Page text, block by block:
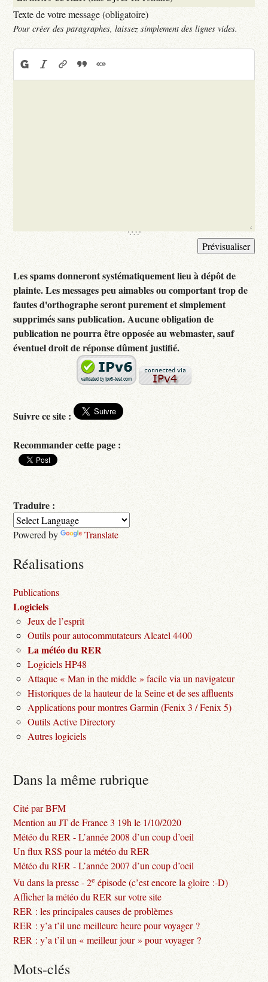
Texte de votre message (obligatoire)
Pour créer des paragraphes, laissez simplement des lignes vides.
Les spams donneront systématiquement lieu à dépôt de
plainte. Les messages peu aimables ou comportant trop de
fautes d'orthographe seront purement et simplement
supprimés sans publication. Aucune obligation de
publication ne pourra être opposée au webmaster, sauf
éventuel droit de réponse dûment justifié.
Suivre ce site :
Recommander cette page :
Traduire :
Powered by Translate
Réalisations
Publications
Logiciels
Jeux de l’esprit
Outils pour autocommutateurs Alcatel 4400
La météo du RER
Logiciels HP48
Attaque « Man in the middle » facile via un navigateur
Historiques de la hauteur de la Seine et de ses affluents
Applications pour montres Garmin (Fenix 3 / Fenix 5)
Outils Active Directory
Autres logiciels
Dans la même rubrique
Cité par BFM
Mention au JT de France 3 19h le 1/10/2020
Météo du RER - L’année 2008 d’un coup d’oeil
Un flux RSS pour la météo du RER
Météo du RER - L’année 2007 d’un coup d’oeil
Vu dans la presse - 2e épisode (c’est encore la gloire :-D)
Afficher la météo du RER sur votre site
RER : les principales causes de problèmes
RER : y’a t’il une meilleure heure pour voyager ?
RER : y’a t’il un « meilleur jour » pour voyager ?
Mots-clés